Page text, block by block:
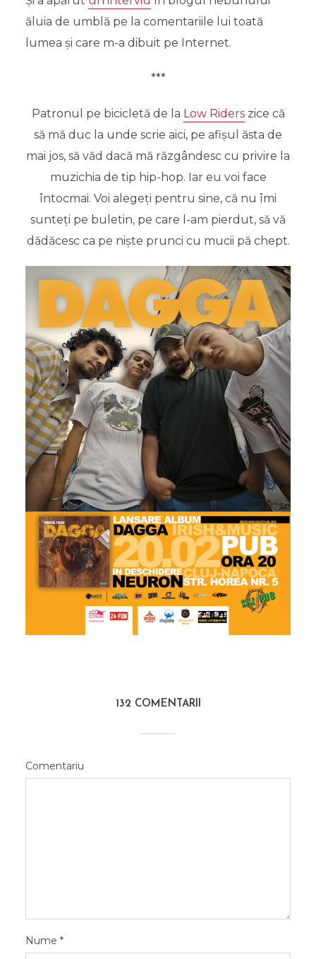
ăluia de umblă pe la comentariile lui toată
lumea și care m-a dibuit pe Internet.
***
Patronul pe bicicletă de la Low Riderszice că
să mă duc la unde scrie aici, pe afișul ăsta de
mai jos, să văd dacă mă răzgândesc cu privire la
muzichia de tip hip-hop. Iar eu voi face
întocmai. Voi alegeți pentru sine, că nu îmi
sunteți pe buletin, pe care l-am pierdut, să vă
dădăcesc ca pe niște prunci cu mucii pă chept.
132 COMENTARII
Comentariu
Nume *